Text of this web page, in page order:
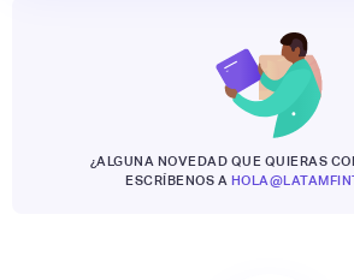
¿ALGUNA NOVEDAD QUE QUIERAS
ESCRÍBENOS A